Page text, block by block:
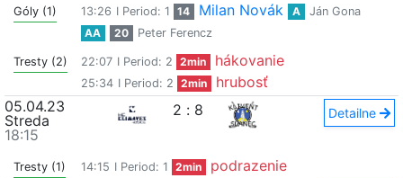
Góly (1) 13:26 I Period: 1 14 Milan Novák A
Ján Gona
AA
20 Peter Ferencz
Tresty (2) 22:07 I Period: 2 2min hákovanie
25:34 I Period: 2 2min
hrubosť
05.04.23
Streda
18:15
2 : 8 Detailne
Tresty (1) 14:15 I Period: 1 2min
podrazenie